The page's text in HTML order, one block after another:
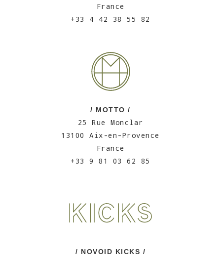
France
+33 4 42 38 55 82
/ MOTTO /
25 Rue Monclar
13100 Aix-en-Provence
France
+33 9 81 03 62 85
/ NOVOID KICKS /